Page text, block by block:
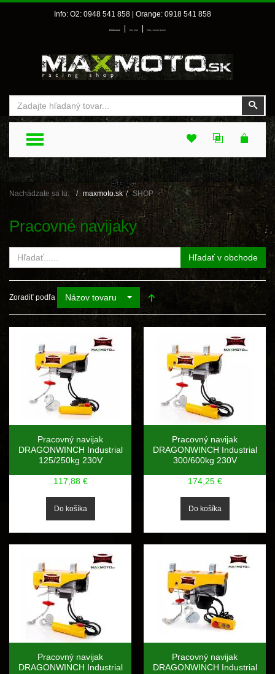
Info: O2: 0948 541 858 | Orange: 0918 541 858
Prihlásenie Môj účet Môj zoznam prianí
TOGGLE MENU
Nachádzate sa tu: maxmoto.sk SHOP
Pracovné navijaky
Hľadať v obchode
Zoradiť podľa Názov tovaru
Pracovný navijak
DRAGONWINCH Industrial
125/250kg 230V
117,88 €
Pracovný navijak
DRAGONWINCH Industrial
300/600kg 230V
174,25 €
Pracovný navijak
DRAGONWINCH Industrial
Pracovný navijak
DRAGONWINCH Industrial